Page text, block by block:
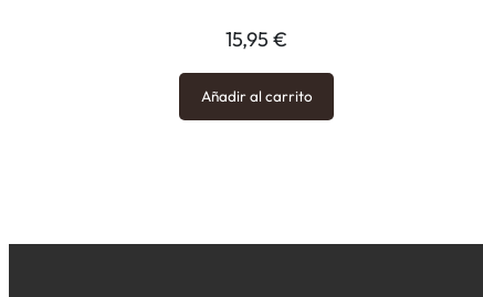
15,95 €
Añadir al carrito